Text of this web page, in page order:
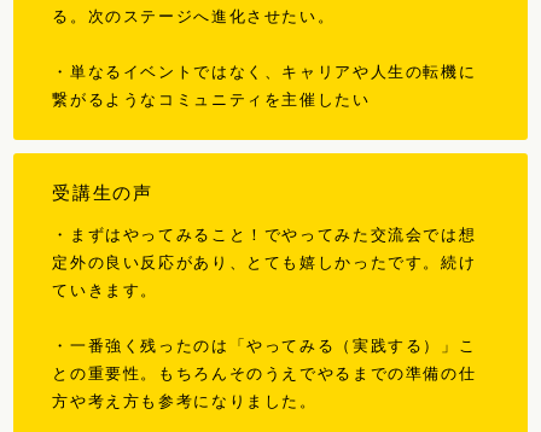
る。次のステージへ進化させたい。
・単なるイベントではなく、キャリアや人生の転機に
繋がるようなコミュニティを主催したい
受講生の声
・ まずはやってみること！ でやってみた交流会では想
定外の良い反応があり、とても嬉しかったです。続け
ていきます。
・一番強く残ったのは
「やってみる（実践する）」こ
との重要性 。もちろんそのうえでやるまでの準備の仕
方や考え方も参考になりました。